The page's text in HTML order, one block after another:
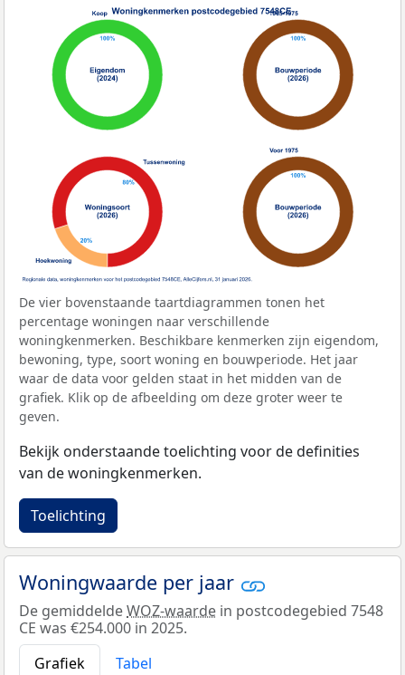
De vier bovenstaande taartdiagrammen tonen het
percentage woningen naar verschillende
woningkenmerken. Beschikbare kenmerken zijn eigendom,
bewoning, type, soort woning en bouwperiode. Het jaar
waar de data voor gelden staat in het midden van de
grafiek. Klik op de afbeelding om deze groter weer te
geven.
Bekijk onderstaande toelichting voor de definities
van de woningkenmerken.
Toelichting
Woningwaarde per jaar
De gemiddeldeWOZ-waarde in postcodegebied 7548
CE was €254.000 in 2025.
Grafiek
Tabel